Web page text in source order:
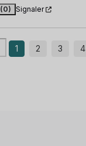
(0) Signaler
1 2 3 4